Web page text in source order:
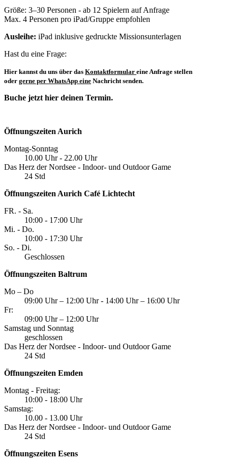
Größe: 3–30 Personen - ab 12 Spielern auf Anfrage
Max. 4 Personen pro iPad/Gruppe empfohlen
Ausleihe: iPad inklusive gedruckte Missionsunterlagen
Hast du eine Frage:
Hier kannst du uns über das Kontaktformular eine Anfrage stellen
oder gerne per WhatsApp eine Nachricht senden.
Buche jetzt hier deinen Termin.
Öffnungszeiten Aurich
Montag-Sonntag
10.00 Uhr - 22.00 Uhr
Das Herz der Nordsee - Indoor- und Outdoor Game
24 Std
Öffnungszeiten Aurich Café Lichtecht
FR. - Sa.
10:00 - 17:00 Uhr
Mi. - Do.
10:00 - 17:30 Uhr
So. - Di.
Geschlossen
Öffnungszeiten Baltrum
Mo – Do
09:00 Uhr – 12:00 Uhr - 14:00 Uhr – 16:00 Uhr
Fr:
09:00 Uhr – 12:00 Uhr
Samstag und Sonntag
geschlossen
Das Herz der Nordsee - Indoor- und Outdoor Game
24 Std
Öffnungszeiten Emden
Montag - Freitag:
10:00 - 18:00 Uhr
Samstag:
10.00 - 13.00 Uhr
Das Herz der Nordsee - Indoor- und Outdoor Game
24 Std
Öffnungszeiten Esens